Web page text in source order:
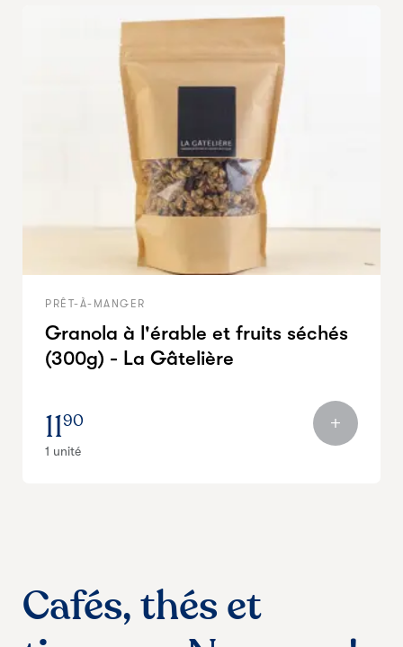
PRÊT-À-MANGER
Granola à l'érable et fruits séchés
(300g) - La Gâtelière
1190
1 unité
Cafés, thés et